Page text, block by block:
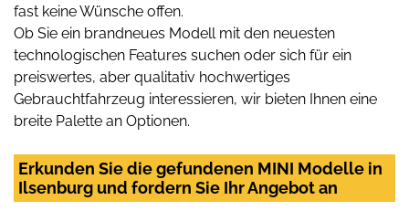
fast keine Wünsche offen.
Ob Sie ein brandneues Modell mit den neuesten
technologischen Features suchen oder sich für ein
preiswertes, aber qualitativ hochwertiges
Gebrauchtfahrzeug interessieren, wir bieten Ihnen eine
breite Palette an Optionen.
Erkunden Sie die gefundenen MINI Modelle in
Ilsenburg und fordern Sie Ihr Angebot an